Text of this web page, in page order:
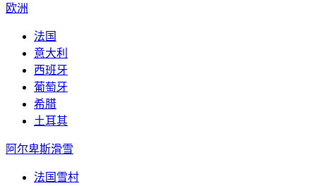
欧洲
法国
意大利
西班牙
葡萄牙
希腊
土耳其
阿尔卑斯滑雪
法国雪村